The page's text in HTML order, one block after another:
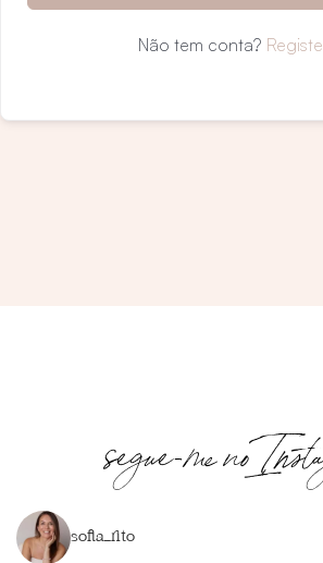
Não tem conta?
segue-me no
sofia_rito